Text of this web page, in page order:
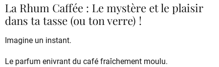
La Rhum Caffée : Le mystère et le plaisir
dans ta tasse (ou ton verre) !
Imagine un instant.
Le parfum enivrant du café fraîchement moulu.